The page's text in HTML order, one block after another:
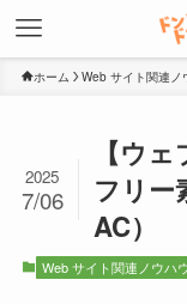
ホーム Web サイト関連ノ
【ウ
フリー
AC）
2025
7/06
Web サイト関連ノウハ